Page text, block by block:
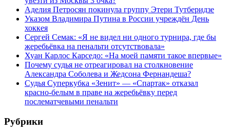
Аделия Петросян покинула группу Этери Тутберидзе
Указом Владимира Путина в России учреждён День
хоккея
Сергей Семак: «Я не видел ни одного турнира, где бы
жеребьёвка на пенальти отсутствовала»
Хуан Карлос Карседо: «На моей памяти такое впервые»
Почему судья не отреагировал на столкновение
Александра Соболева и Жедсона Фернандеша?
Судья Суперкубка «Зенит» — «Спартак» отказал
красно-белым в праве на жеребьёвку перед
послематчевыми пенальти
Рубрики